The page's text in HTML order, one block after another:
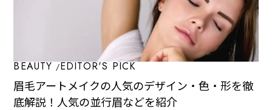
BEAUTY EDITOR'S PICK
眉毛アートメイクの人気のデザイン・色・形を徹
底解説！人気の並行眉などを紹介